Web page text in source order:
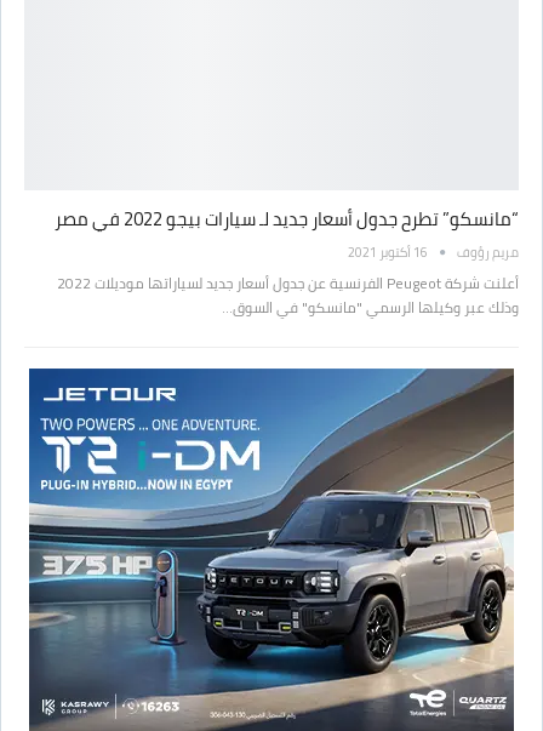
“مانسكو” تطرح جدول أسعار جديد لـ سيارات بيجو 2022 في مصر
مريم رؤوف 16 أكتوبر 2021
أعلنت شركة Peugeot الفرنسية عن جدول أسعار جديد لسياراتها موديلات 2022
وذلك عبر وكيلها الرسمي "مانسكو" في السوق…